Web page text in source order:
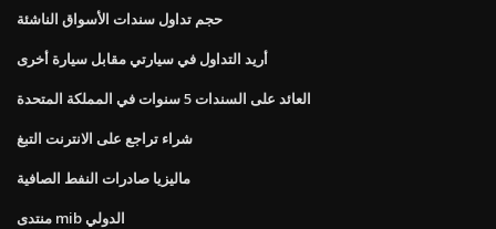
حجم تداول سندات الأسواق الناشئة
أريد التداول في سيارتي مقابل سيارة أخرى
العائد على السندات 5 سنوات في المملكة المتحدة
شراء تراجع على الانترنت التبغ
ماليزيا صادرات النفط الصافية
منتدى mib الدولي